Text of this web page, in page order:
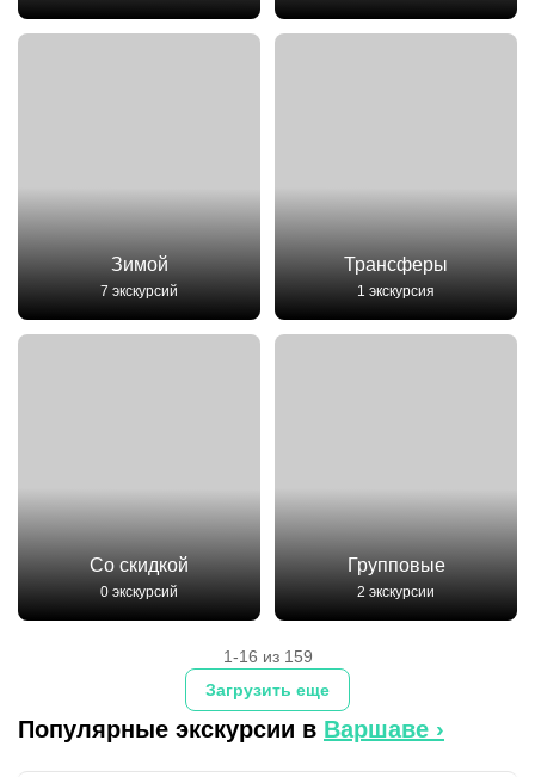
Зимой
7 экскурсий
Трансферы
1 экскурсия
Со скидкой
0 экскурсий
Групповые
2 экскурсии
Загрузить еще
1-16 из 159
Популярные экскурсии в Варшаве ›